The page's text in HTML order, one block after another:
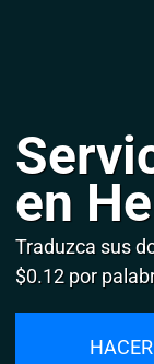
en
Traduzca sus
$0.12 por